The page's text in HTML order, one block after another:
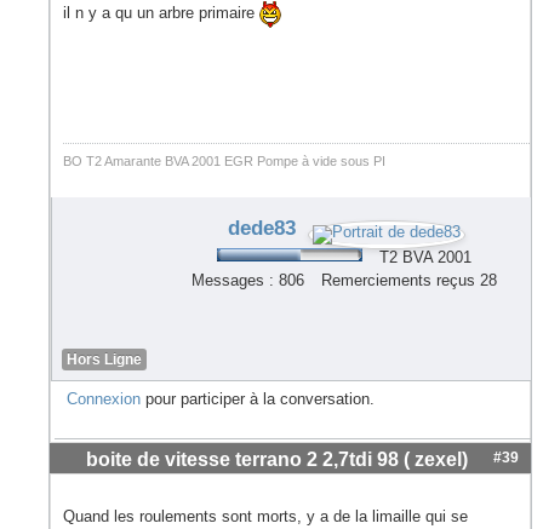
il n y a qu un arbre primaire
BO T2 Amarante BVA 2001 EGR Pompe à vide sous PI
dede83
T2 BVA 2001
Messages : 806
Remerciements reçus 28
Hors Ligne
Connexion pour participer à la conversation.
boite de vitesse terrano 2 2,7tdi 98 ( zexel) #39
Quand les roulements sont morts, y a de la limaille qui se